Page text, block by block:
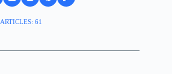
ARTICLES: 61